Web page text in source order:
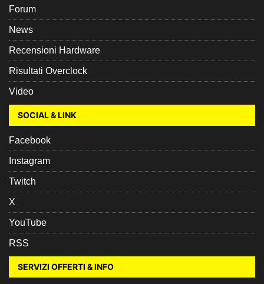
Forum
News
Recensioni Hardware
Risultati Overclock
Video
SOCIAL & LINK
Facebook
Instagram
Twitch
X
YouTube
RSS
SERVIZI OFFERTI & INFO